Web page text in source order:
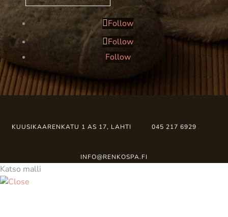
Follow
Follow
Follow
KUUSIKAARENKATU 1 AS 17, LAHTI 045 217 6929
INFO@RENKOSPA.FI
Katso malli